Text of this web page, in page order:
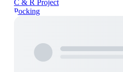
C & R Project
Pocking